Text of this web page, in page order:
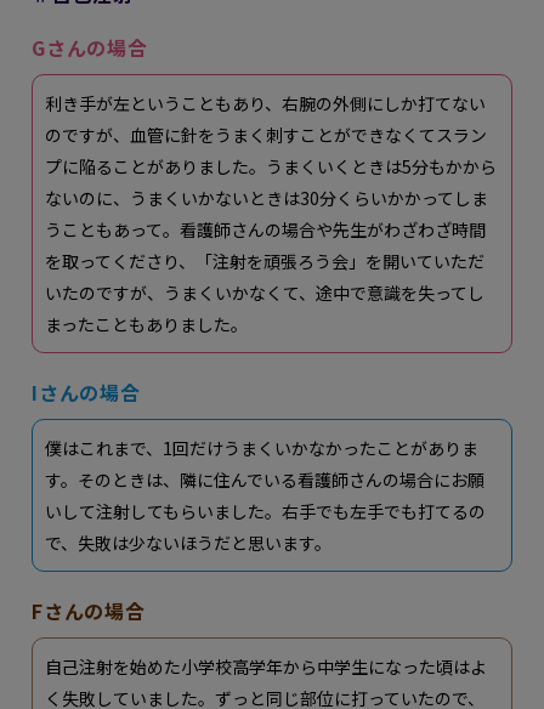
Gさんの場合
利き手が左ということもあり、右腕の外側にしか打てない
のですが、血管に針をうまく刺すことができなくてスラン
プに陥ることがありました。うまくいくときは5分もかから
ないのに、うまくいかないときは30分くらいかかってしま
うこともあって。看護師さんの場合や先生がわざわざ時間
を取ってくださり、「注射を頑張ろう会」を開いていただ
いたのですが、うまくいかなくて、途中で意識を失ってし
まったこともありました。
Iさんの場合
僕はこれまで、1回だけうまくいかなかったことがありま
す。そのときは、隣に住んでいる看護師さんの場合にお願
いして注射してもらいました。右手でも左手でも打てるの
で、失敗は少ないほうだと思います。
Fさんの場合
自己注射を始めた小学校高学年から中学生になった頃はよ
く失敗していました。ずっと同じ部位に打っていたので、